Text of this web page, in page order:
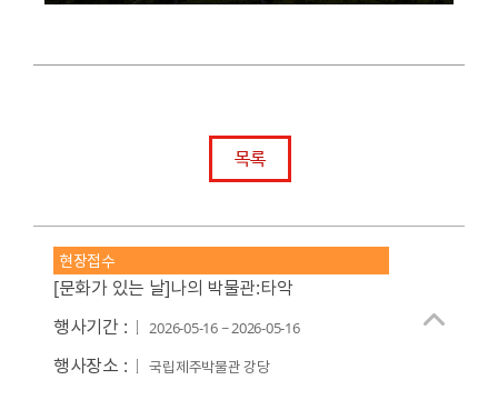
목록
현장접수
[문화가 있는 날]나의 박물관:타악
행사기간 :
2026-05-16 ~ 2026-05-16
행사장소 : 국립제주박물관 강당